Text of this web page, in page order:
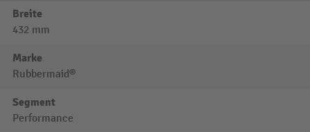
Breite
432 mm
Marke
Rubbermaid®
Segment
Performance